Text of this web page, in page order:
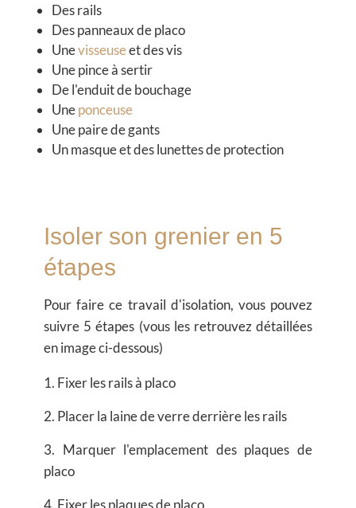
Des rails
Des panneaux de placo
Unevisseuseet des vis
Une pince à sertir
De l'enduit de bouchage
Uneponceuse
Une paire de gants
Un masque et des lunettes de protection
Isoler son grenier en 5
étapes
Pour faire ce travail d'isolation, vous pouvez
suivre 5 étapes (vous les retrouvez détaillées
en image ci-dessous)
1. Fixer les rails à placo
2. Placer la laine de verre derrière les rails
3. Marquer l'emplacement des plaques de
placo